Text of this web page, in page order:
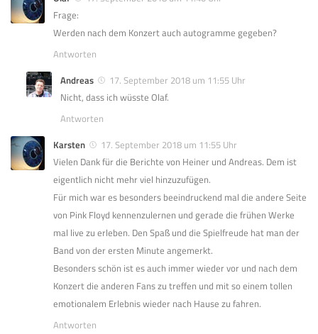
Frage:
Werden nach dem Konzert auch autogramme gegeben?
Antworten
Andreas
17. September 2018 um 11:55 Uhr
Nicht, dass ich wüsste Olaf.
Antworten
Karsten
17. September 2018 um 11:55 Uhr
Vielen Dank für die Berichte von Heiner und Andreas. Dem ist
eigentlich nicht mehr viel hinzuzufügen.
Für mich war es besonders beeindruckend mal die andere Seite
von Pink Floyd kennenzulernen und gerade die frühen Werke
mal live zu erleben. Den Spaß und die Spielfreude hat man der
Band von der ersten Minute angemerkt.
Besonders schön ist es auch immer wieder vor und nach dem
Konzert die anderen Fans zu treffen und mit so einem tollen
emotionalem Erlebnis wieder nach Hause zu fahren.
Antworten